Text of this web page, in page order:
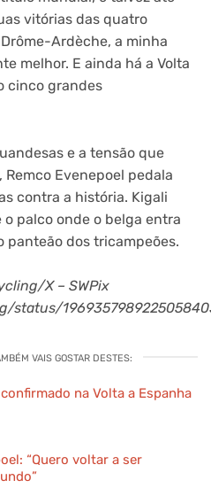
vitórias das quatro
Ardèche, a minha
melhor. E ainda há a Volta
cinco grandes
e a tensão que
Evenepoel pedala
contra a história. Kigali
palco onde o belga entra
dos tricampeões.
X – SWPix
status/
VAIS GOSTAR DESTES:
na Volta a Espanha
“Quero voltar a ser